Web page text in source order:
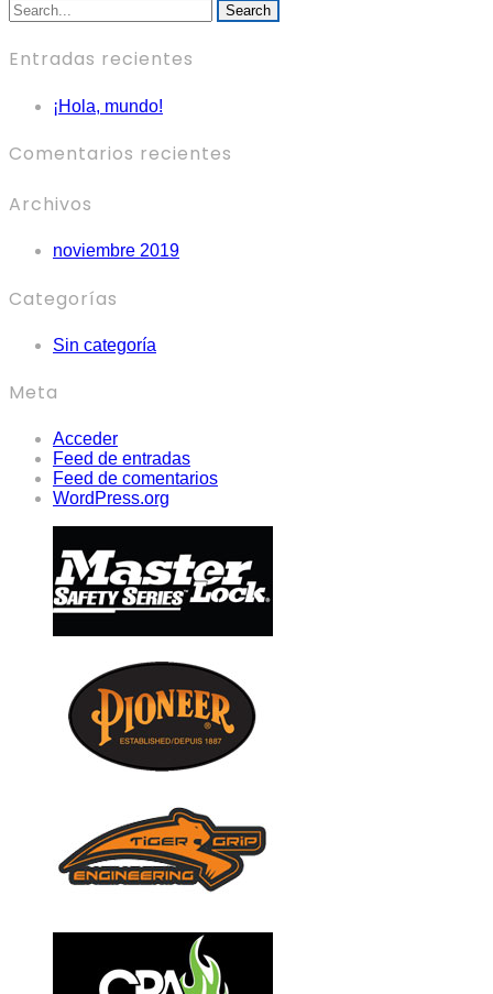
Search
Entradas recientes
¡Hola, mundo!
Comentarios recientes
Archivos
noviembre 2019
Categorías
Sin categoría
Meta
Acceder
Feed de entradas
Feed de comentarios
WordPress.org